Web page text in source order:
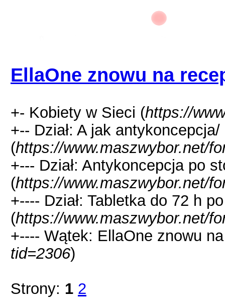
EllaOne znowu na
+- Kobiety w Sieci (https://
+-- Dział: A jak
(https://www.maszwybor.net/
+--- Dział: Antykoncepcja po
(https://www.maszwybor.net/
+---- Dział: Tabletka do 72 h po
(https://www.maszwybor.net/
+---- Wątek: EllaOne znowu
tid=2306)
Strony: 1 2